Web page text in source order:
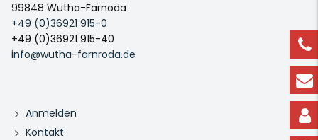
99848 Wutha-Farnoda
+49 (0)36921 915-0
+49 (0)36921 915-40
info@wutha-farnroda.de
Anmelden
Kontakt